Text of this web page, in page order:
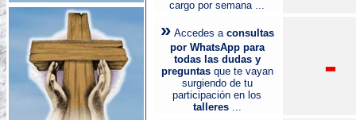
cargo por semana ...
» Accedes a consultas
por WhatsApp para
todas las dudas y
preguntasque te vayan
surgiendo de tu
participación en los
talleres...
-